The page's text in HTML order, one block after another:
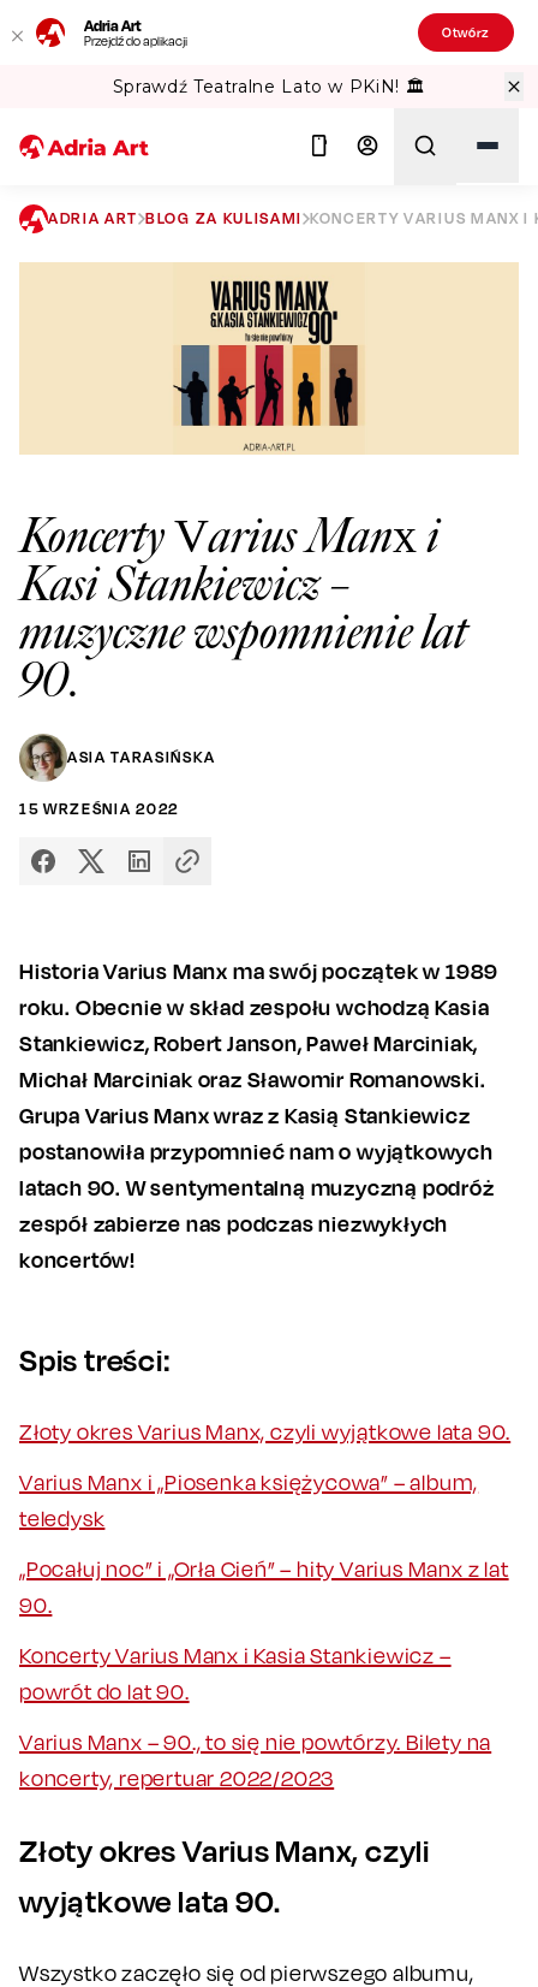
Adria Art
Przejdź do aplikacji Otwórz
Sprawdź Teatralne Lato w PKiN! 🏛️
Szukaj
ADRIA ART BLOG ZA KULISAMI KONCERTY VARIUS MANX
Koncerty Varius Manx i
Kasi Stankiewicz –
muzyczne wspomnienie lat
90.
ASIA TARASIŃSKA
15 WRZEŚNIA 2022
Historia Varius Manx ma swój początek w 1989
roku. Obecnie w skład zespołu wchodzą Kasia
Stankiewicz, Robert Janson, Paweł Marciniak,
Michał Marciniak oraz Sławomir Romanowski.
Grupa Varius Manx wraz z Kasią Stankiewicz
postanowiła przypomnieć nam o wyjątkowych
latach 90. W sentymentalną muzyczną podróż
zespół zabierze nas podczas niezwykłych
koncertów!
Spis treści:
Złoty okres Varius Manx, czyli wyjątkowe lata 90.
Varius Manx i „Piosenka księżycowa” – album,
teledysk
„Pocałuj noc” i „Orła Cień” – hity Varius Manx z lat
90.
Koncerty Varius Manx i Kasia Stankiewicz –
powrót do lat 90.
Varius Manx – 90., to się nie powtórzy. Bilety na
koncerty, repertuar 2022/2023
Złoty okres Varius Manx, czyli
wyjątkowe lata 90.
Wszystko zaczęło się od pierwszego albumu,